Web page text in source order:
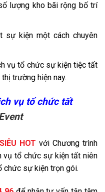
lượng kho bãi rộng bố trí
sự kiện một cách chuyên
vụ tổ chức sự kiện tiệc tất
trường hiện nay.
vụ tổ chức tất
SIÊU HOT với Chương trình
vụ tổ chức sự kiện tất niên
chức sự kiện trọn gói.